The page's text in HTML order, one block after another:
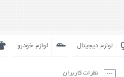
لوازم دیجیتال لوازم خودرو
نظرات کاربران